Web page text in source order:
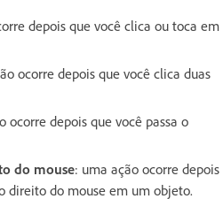
depois que você clica ou toca em
ocorre depois que você clica duas
ocorre depois que você passa o
do mouse: uma ação ocorre depois
direito do mouse em um objeto.